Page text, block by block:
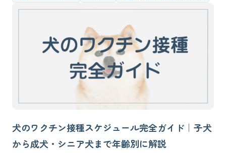
犬のワクチン接種スケジュール完全ガイド｜子犬
から成犬・シニア犬まで年齢別に解説